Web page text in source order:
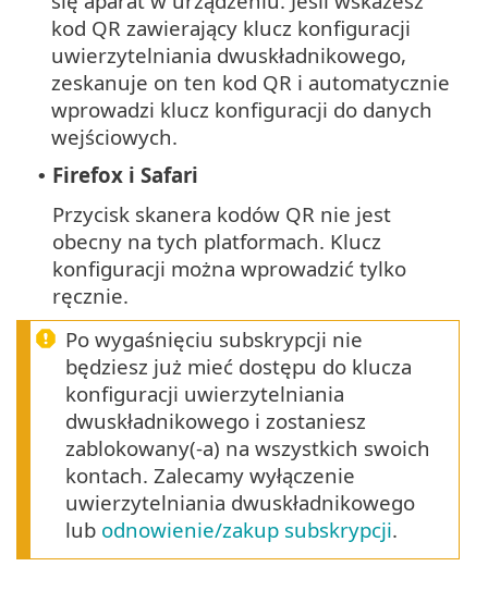
kod QR zawierający klucz konfiguracji
uwierzytelniania dwuskładnikowego,
zeskanuje on ten kod QR i automatycznie
wprowadzi klucz konfiguracji do danych
wejściowych.
• Firefox i Safari
Przycisk skanera kodów QR nie jest
obecny na tych platformach. Klucz
konfiguracji można wprowadzić tylko
ręcznie.
Po wygaśnięciu subskrypcji nie
będziesz już mieć dostępu do klucza
konfiguracji uwierzytelniania
dwuskładnikowego i zostaniesz
zablokowany(-a) na wszystkich swoich
kontach. Zalecamy wyłączenie
uwierzytelniania dwuskładnikowego
lub odnowienie/zakup subskrypcji.